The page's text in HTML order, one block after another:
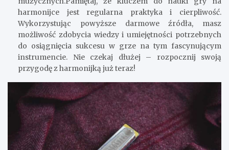
harmonijce jest regularna praktyka i cierpliwość.
Wykorzystując powyższe darmowe źródła, masz
możliwość zdobycia wiedzy i umiejętności potrzebnych
do osiągnięcia sukcesu w grze na tym fascynującym
instrumencie. Nie czekaj dłużej – rozpocznij swoją
przygodę z harmonijką już teraz!